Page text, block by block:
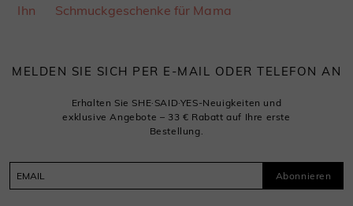
Ihn
Schmuckgeschenke für Mama
MELDEN SIE SICH PER E-MAIL ODER TELEFON AN
Erhalten Sie SHE·SAID·YES-Neuigkeiten und
exklusive Angebote – 33 € Rabatt auf Ihre erste
Bestellung.
Abonnieren